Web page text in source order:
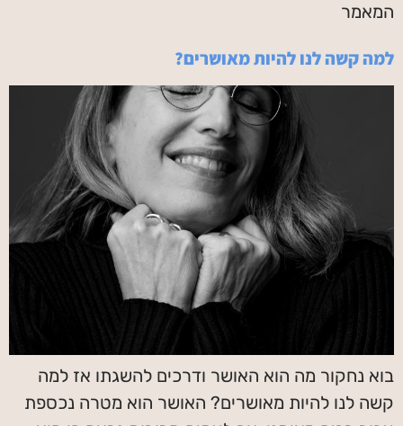
המאמר
למה קשה לנו להיות מאושרים?
בוא נחקור מה הוא האושר ודרכים להשגתו אז למה
קשה לנו להיות מאושרים? האושר הוא מטרה נכספת